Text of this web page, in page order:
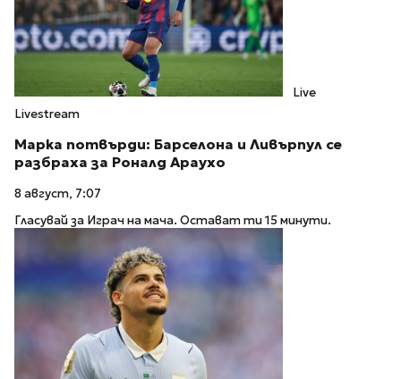
Live
Livestream
Марка потвърди: Барселона и Ливърпул се
разбраха за Роналд Араухо
8 август, 7:07
Гласувай за Играч на мача. Остават ти 15 минути.